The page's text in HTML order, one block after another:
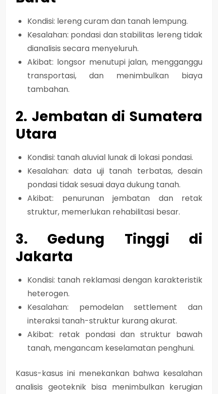
Kondisi: lereng curam dan tanah lempung.
Kesalahan: pondasi dan stabilitas lereng tidak
dianalisis secara menyeluruh.
Akibat: longsor menutupi jalan, mengganggu
transportasi, dan menimbulkan biaya
tambahan.
2. Jembatan di Sumatera
Utara
Kondisi: tanah aluvial lunak di lokasi pondasi.
Kesalahan: data uji tanah terbatas, desain
pondasi tidak sesuai daya dukung tanah.
Akibat: penurunan jembatan dan retak
struktur, memerlukan rehabilitasi besar.
3. Gedung Tinggi di
Jakarta
Kondisi: tanah reklamasi dengan karakteristik
heterogen.
Kesalahan: pemodelan settlement dan
interaksi tanah-struktur kurang akurat.
Akibat: retak pondasi dan struktur bawah
tanah, mengancam keselamatan penghuni.
Kasus-kasus ini menekankan bahwa kesalahan
analisis geoteknik bisa menimbulkan kerugian